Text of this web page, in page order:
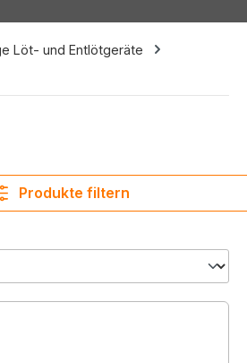
Löt- und Entlötgeräte
Produkte filtern